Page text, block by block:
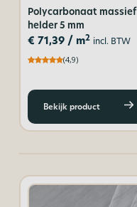
Polycarbonaat massief
helder 5 mm
€ 71,39/ m2 incl. BTW
(4,9)
Bekijk product